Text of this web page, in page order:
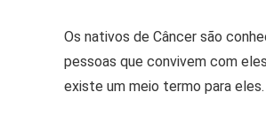
Os nativos de Câncer são
pessoas que convivem com
existe um meio termo para eles.